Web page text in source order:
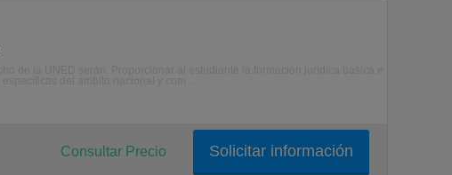
Solicitar información
Consultar Precio